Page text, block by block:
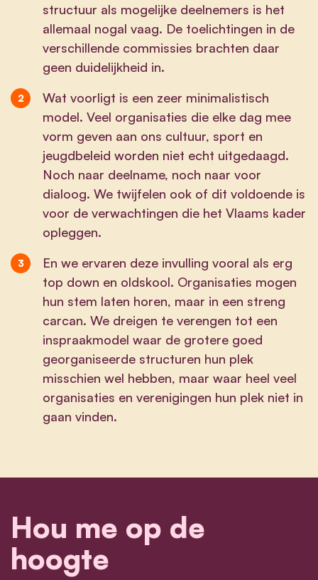
structuur als mogelijke deelnemers is het
allemaal nogal vaag. De toelichtingen in de
verschillende commissies brachten daar
geen duidelijkheid in.
Wat voorligt is een zeer minimalistisch
model. Veel organisaties die elke dag mee
vorm geven aan ons cultuur, sport en
jeugdbeleid worden niet echt uitgedaagd.
Noch naar deelname, noch naar voor
dialoog. We twijfelen ook of dit voldoende is
voor de verwachtingen die het Vlaams kader
opleggen.
En we ervaren deze invulling vooral als erg
top down en oldskool. Organisaties mogen
hun stem laten horen, maar in een streng
carcan. We dreigen te verengen tot een
inspraakmodel waar de grotere goed
georganiseerde structuren hun plek
misschien wel hebben, maar waar heel veel
organisaties en verenigingen hun plek niet in
gaan vinden.
Hou me op de
hoogte